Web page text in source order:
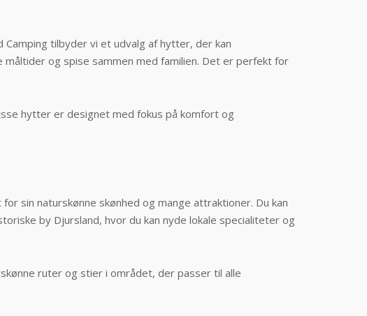
tilbyder vi et udvalg af hytter, der kan
og spise sammen med familien. Det er perfekt for
hytter er designet med fokus på komfort og
sin naturskønne skønhed og mange attraktioner. Du kan
by Djursland, hvor du kan nyde lokale specialiteter og
ruter og stier i området, der passer til alle